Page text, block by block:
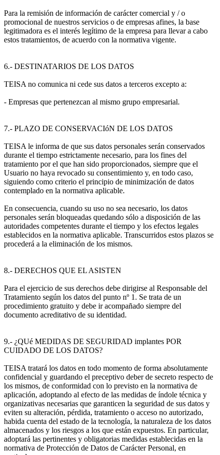
Para la remisión de información de carácter comercial y / o
promocional de nuestros servicios o de empresas afines, la base
legitimadora es el interés legítimo de la empresa para llevar a cabo
estos tratamientos, de acuerdo con la normativa vigente.
6.- DESTINATARIOS DE LOS DATOS
TEISA no comunica ni cede sus datos a terceros excepto a:
- Empresas que pertenezcan al mismo grupo empresarial.
7.- PLAZO DE CONSERVACIóN DE LOS DATOS
TEISA le informa de que sus datos personales serán conservados
durante el tiempo estrictamente necesario, para los fines del
tratamiento por el que han sido proporcionados, siempre que el
Usuario no haya revocado su consentimiento y, en todo caso,
siguiendo como criterio el principio de minimización de datos
contemplado en la normativa aplicable.
En consecuencia, cuando su uso no sea necesario, los datos
personales serán bloqueadas quedando sólo a disposición de las
autoridades competentes durante el tiempo y los efectos legales
establecidos en la normativa aplicable. Transcurridos estos plazos se
procederá a la eliminación de los mismos.
8.- DERECHOS QUE EL ASISTEN
Para el ejercicio de sus derechos debe dirigirse al Responsable del
Tratamiento según los datos del punto nº 1. Se trata de un
procedimiento gratuito y debe ir acompañado siempre del
documento acreditativo de su identidad.
9.- ¿QUé MEDIDAS DE SEGURIDAD implantes POR
CUIDADO DE LOS DATOS?
TEISA tratará los datos en todo momento de forma absolutamente
confidencial y guardando el preceptivo deber de secreto respecto de
los mismos, de conformidad con lo previsto en la normativa de
aplicación, adoptando al efecto de las medidas de índole técnica y
organizativas necesarias que garanticen la seguridad de sus datos y
eviten su alteración, pérdida, tratamiento o acceso no autorizado,
habida cuenta del estado de la tecnología, la naturaleza de los datos
almacenados y los riesgos a los que están expuestos. En particular,
adoptará las pertinentes y obligatorias medidas establecidas en la
normativa de Protección de Datos de Carácter Personal, en